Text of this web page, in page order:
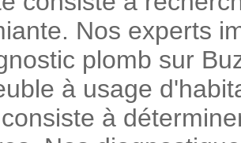
Nos experts
plomb sur
à usage
à